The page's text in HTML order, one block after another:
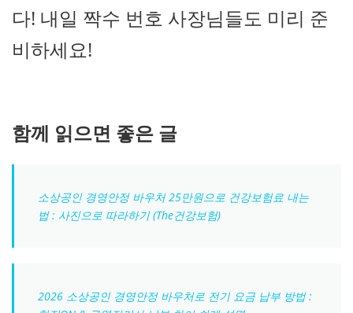
다! 내일 짝수 번호 사장님들도 미리 준
비하세요!
함께 읽으면 좋은 글
소상공인 경영안정 바우처 25만원으로 건강보험료 내는
법 : 사진으로 따라하기 (The건강보험)
2026 소상공인 경영안정 바우처로 전기 요금 납부 방법 :